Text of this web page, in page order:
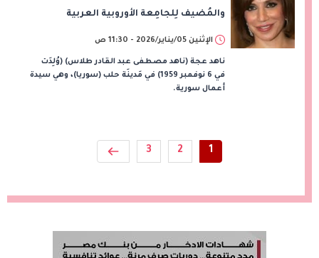
والمُضيف لِلجامِعة الأوروبية العربية
الإثنين 05/يناير/2026 - 11:30 ص
ناهد عجة (ناهد مصطفى عبد القادر طلاس) (وُلِدَت
في 6 نوفمبر 1959) في مَدينَة حلب (سوريا)، وهي سيدة
أعمال سورية.
1
2
3